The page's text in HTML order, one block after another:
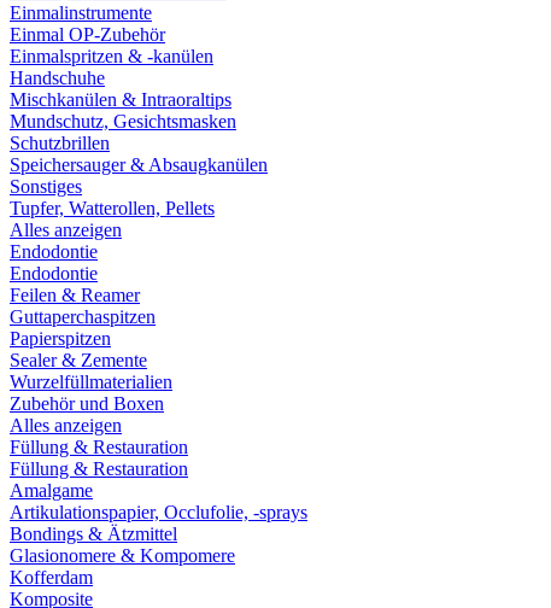
Einmalinstrumente
Einmal OP-Zubehör
Einmalspritzen & -kanülen
Handschuhe
Mischkanülen & Intraoraltips
Mundschutz, Gesichtsmasken
Schutzbrillen
Speichersauger & Absaugkanülen
Sonstiges
Tupfer, Watterollen, Pellets
Alles anzeigen
Endodontie
Endodontie
Feilen & Reamer
Guttaperchaspitzen
Papierspitzen
Sealer & Zemente
Wurzelfüllmaterialien
Zubehör und Boxen
Alles anzeigen
Füllung & Restauration
Füllung & Restauration
Amalgame
Artikulationspapier, Occlufolie, -sprays
Bondings & Ätzmittel
Glasionomere & Kompomere
Kofferdam
Komposite